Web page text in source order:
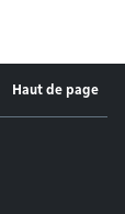
Haut de page